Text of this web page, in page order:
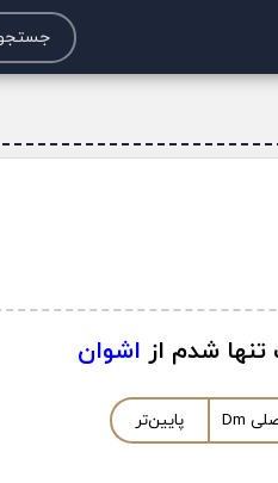
تنها شدم از اشوان
Dm پایین‌تر